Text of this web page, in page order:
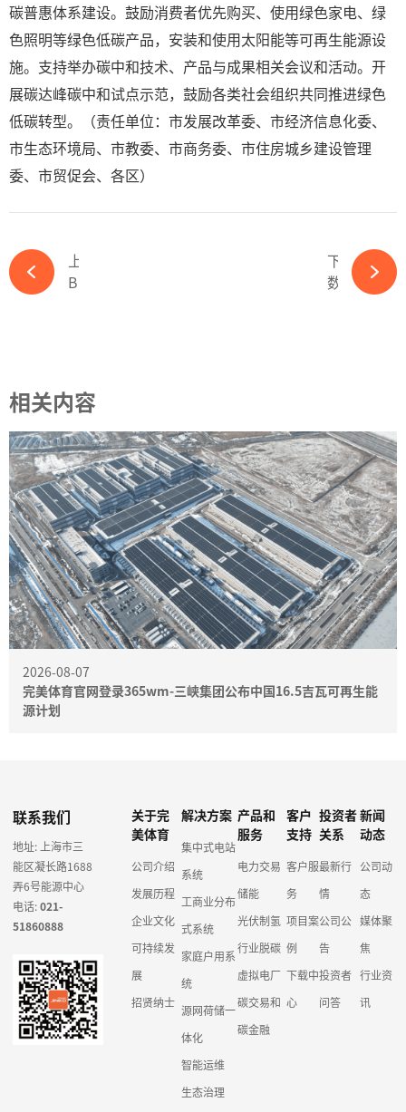
碳普惠体系建设。鼓励消费者优先购买、使用绿色家电、绿
色照明等绿色低碳产品，安装和使用太阳能等可再生能源设
施。支持举办碳中和技术、产品与成果相关会议和活动。开
展碳达峰碳中和试点示范，鼓励各类社会组织共同推进绿色
低碳转型。（责任单位：市发展改革委、市经济信息化委、
市生态环境局、市教委、市商务委、市住房城乡建设管理
委、市贸促会、各区）
下一篇
数据中心专家开始在南非建设 120 兆瓦太阳能发电厂-完美体育官网登录365wm
相关内容
2026-08-07
完美体育官网登录365wm-三峡集团公布中国16.5吉瓦可再生能
源计划
联系我们
地址: 上海市三
能区凝长路1688
弄6号能源中心
电话:021-
51860888
关于完
美体育
公司介绍
发展历程
企业文化
可持续发
展
招贤纳士
解决方案
集中式电站
系统
工商业分布
式系统
家庭户用系
统
源网荷储一
体化
智能运维
生态治理
产品和
服务
电力交易
储能
光伏制氢
行业脱碳
虚拟电厂
碳交易和
碳金融
客户
支持
客户服
务
项目案
例
下载中
心
投资者
关系
最新行
情
公司公
告
投资者
问答
新闻
动态
公司动
态
媒体聚
焦
行业资
讯